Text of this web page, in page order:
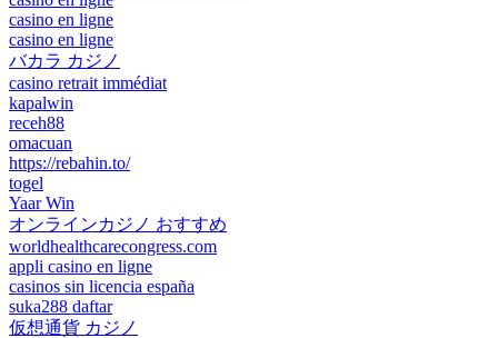
casino en ligne
casino en ligne
バカラ カジノ
casino retrait immédiat
kapalwin
receh88
omacuan
https://rebahin.to/
togel
Yaar Win
オンラインカジノ おすすめ
worldhealthcarecongress.com
appli casino en ligne
casinos sin licencia españa
suka288 daftar
仮想通貨 カジノ